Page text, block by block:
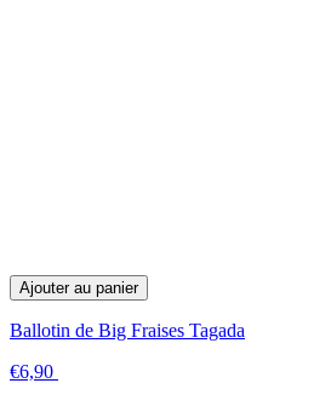
Ajouter au panier
Ballotin de Big Fraises Tagada
€6,90